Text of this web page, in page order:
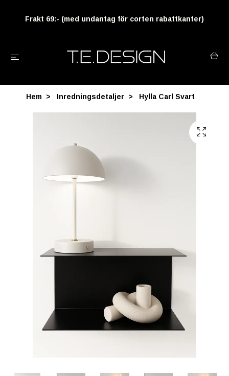
Frakt 69:- (med undantag för corten rabattkanter)
Hem Inredningsdetaljer Hylla Carl Svart